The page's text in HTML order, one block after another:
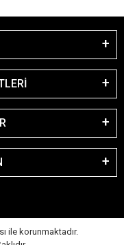
ile korunmaktadır.